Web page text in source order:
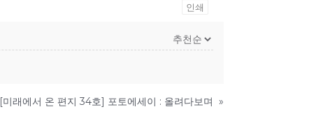
인쇄
[미래에서 온 편지 34호] 포토에세이 : 올려다보며 »